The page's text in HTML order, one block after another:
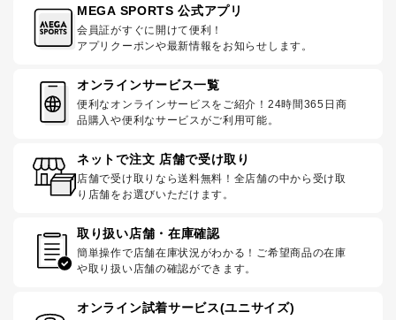
MEGA SPORTS 公式アプリ
会員証がすぐに開けて便利！
アプリクーポンや最新情報をお知らせします。
オンラインサービス一覧
便利なオンラインサービスをご紹介！24時間365日商
品購入や便利なサービスがご利用可能。
ネットで注文 店舗で受け取り
店舗で受け取りなら送料無料！全店舗の中から受け取
り店舗をお選びいただけます。
取り扱い店舗・在庫確認
簡単操作で店舗在庫状況がわかる！ご希望商品の在庫
や取り扱い店舗の確認ができます。
オンライン試着サービス(ユニサイズ)